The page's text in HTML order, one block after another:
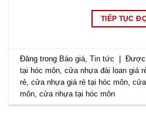
TIẾP TỤC
Đăng trong Báo giá ,Tin tức | Được
tại hóc môn ,cửa nhựa đài loan giá
rẻ ,cửa nhựa giá rẻ tại hóc môn ,
môn ,cửa nhựa tại hóc môn